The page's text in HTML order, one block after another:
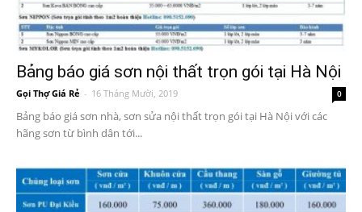
Bảng báo giá sơn nội thất trọn gói tại Hà Nội
Gọi Thợ Giá Rẻ - 16 Tháng Mười, 2019 0
Bảng báo giá sơn nhà, sơn sửa nội thất trọn gói tại Hà Nội với các
hãng sơn từ bình dân tới...